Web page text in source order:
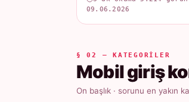
09.06.2026
§ 02 — KATEGORILER
Mobil giriş
On başlık · sorunu en yakın